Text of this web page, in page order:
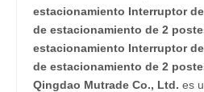
estacionamiento Interruptor
de estacionamiento de 2
estacionamiento Interruptor
de estacionamiento de 2
Qingdao Mutrade Co., Ltd. es